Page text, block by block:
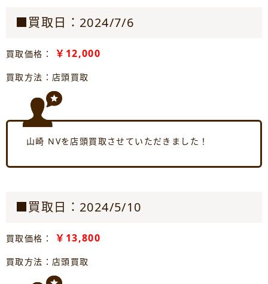
■買取日：2024/7/6
買取価格： ￥12,000
買取方法：店頭買取
山崎 NVを店頭買取させていただきました！
■買取日：2024/5/10
買取価格： ￥13,800
買取方法：店頭買取